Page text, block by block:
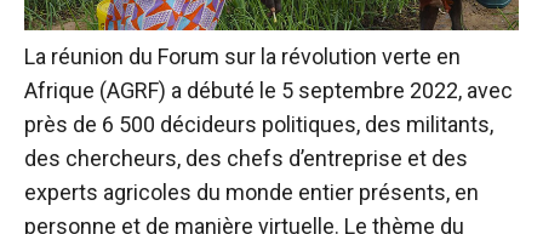
La réunion du Forum sur la révolution verte en
Afrique (AGRF) a débuté le 5 septembre 2022, avec
près de 6 500 décideurs politiques, des militants,
des chercheurs, des chefs d’entreprise et des
experts agricoles du monde entier présents, en
personne et de manière virtuelle. Le thème du